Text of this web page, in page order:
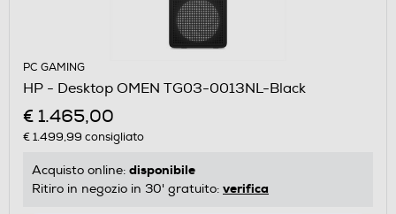
PC GAMING
HP - Desktop OMEN TG03-0013NL-Black
€ 1.465,00
€ 1.499,99 consigliato
Acquisto online: disponibile
Ritiro in negozio in 30' gratuito: verifica